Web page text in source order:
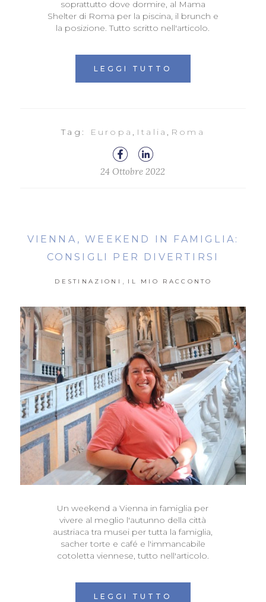
soprattutto dove dormire, al Mama
Shelter di Roma per la piscina, il brunch e
la posizione. Tutto scritto nell'articolo.
LEGGI TUTTO
Tag: Europa Italia Roma
24 Ottobre 2022
VIENNA, WEEKEND IN FAMIGLIA:
CONSIGLI PER DIVERTIRSI
DESTINAZIONI IL MIO RACCONTO
Un weekend a Vienna in famiglia per
vivere al meglio l'autunno della città
austriaca tra musei per tutta la famiglia,
sacher torte e café e l'immancabile
cotoletta viennese, tutto nell'articolo.
LEGGI TUTTO